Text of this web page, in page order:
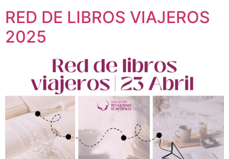
RED DE LIBROS VIAJEROS
2025